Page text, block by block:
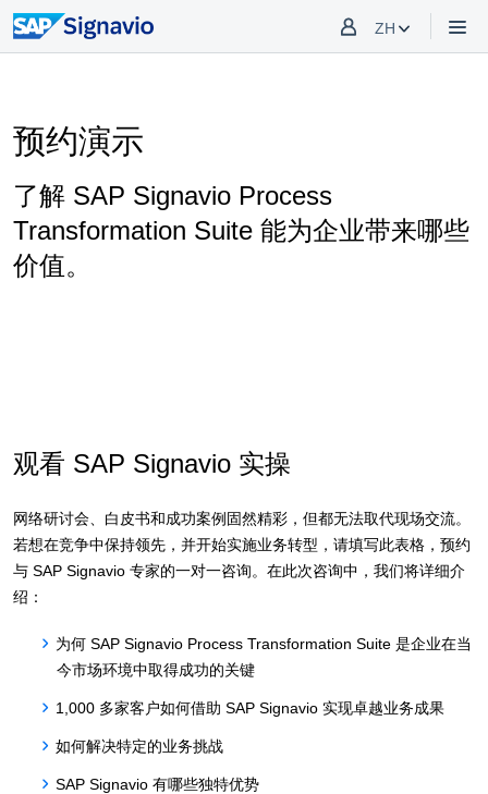
ZH
预约演示
了解 SAP Signavio Process
Transformation Suite 能为企业带来哪些
价值。
观看 SAP Signavio 实操
网络研讨会、白皮书和成功案例固然精彩，但都无法取代现场交流。
若想在竞争中保持领先，并开始实施业务转型，请填写此表格，预约
与 SAP Signavio 专家的一对一咨询。在此次咨询中，我们将详细介
绍：
为何 SAP Signavio Process Transformation Suite 是企业在当
今市场环境中取得成功的关键
1,000 多家客户如何借助 SAP Signavio 实现卓越业务成果
如何解决特定的业务挑战
SAP Signavio 有哪些独特优势